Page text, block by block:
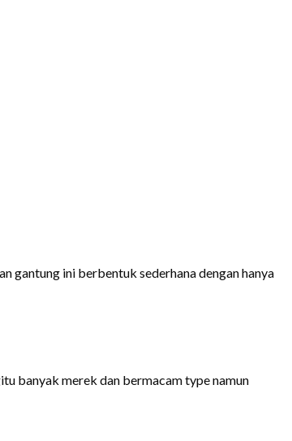
gantung ini berbentuk sederhana dengan hanya
banyak merek dan bermacam type namun